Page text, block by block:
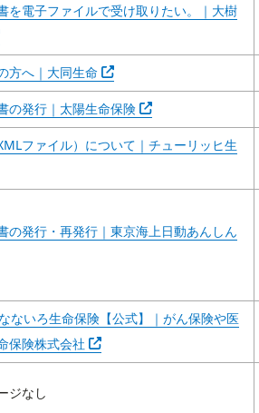
を電子ファイルで受け取りたい。｜大樹
em outra guia
方へ｜大同生命
Abra em outra guia
の発行｜太陽生命保険
Abra em outra guia
ファイル）について｜チューリッヒ生
の発行・再発行｜東京海上日動あんしん
guia
ないろ生命保険【公式】｜がん保険や医
保険株式会社
Abra em outra guia
ジなし